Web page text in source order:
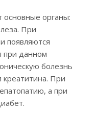
основные органы:
При
появляются
при данном
болезнь
При
а при